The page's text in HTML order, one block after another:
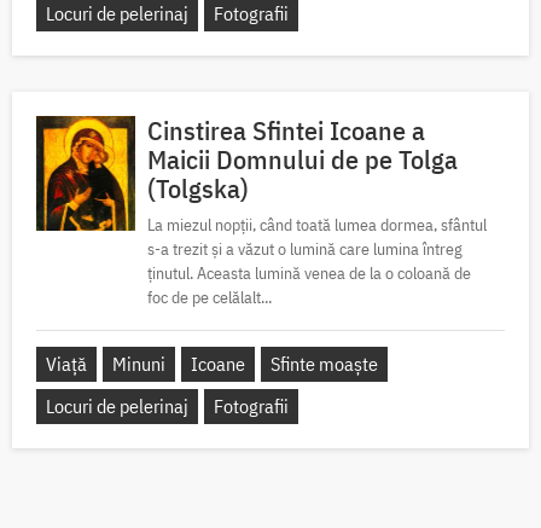
Locuri de pelerinaj
Fotografii
Cinstirea Sfintei Icoane a
Maicii Domnului de pe Tolga
(Tolgska)
La miezul nopții, când toată lumea dormea, sfântul
s-a trezit și a văzut o lumină care lumina întreg
ținutul. Aceasta lumină venea de la o coloană de
foc de pe celălalt...
Viață Minuni Icoane
Sfinte moaște
Locuri de pelerinaj
Fotografii